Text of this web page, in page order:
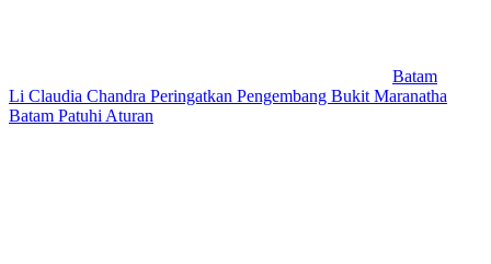
Batam
Li Claudia Chandra Peringatkan Pengembang Bukit Maranatha
Batam Patuhi Aturan